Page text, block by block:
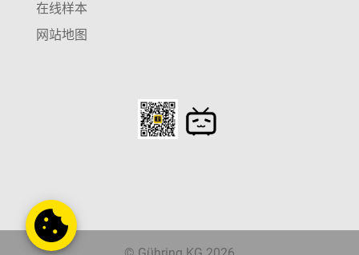
在线样本
网站地图